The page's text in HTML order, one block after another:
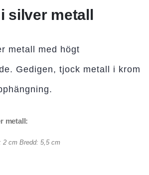
silver metall
metall med högt
Gedigen, tjock metall i krom
metall:
2 cm Bredd: 5,5 cm